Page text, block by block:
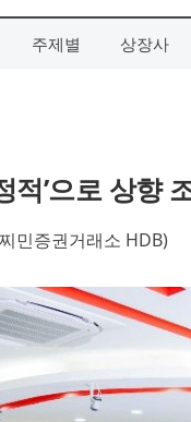
주제별 상장사
적’으로 상향
민증권거래소 HDB)